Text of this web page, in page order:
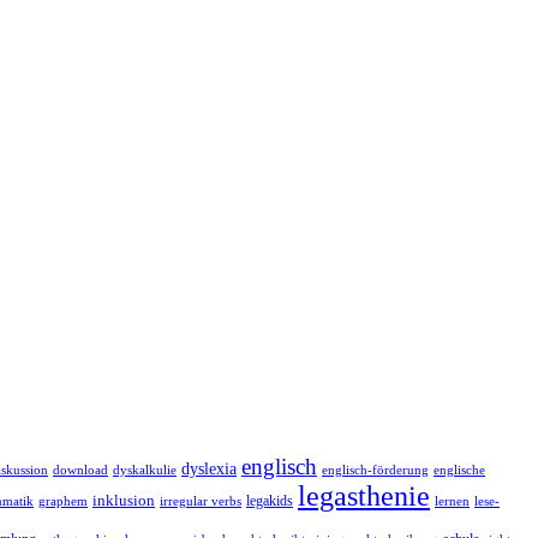
download dyskalkulie dyslexia englisch englisch-förderung englische
graphem inklusion irregular verbs legakids legasthenie lernen lese-